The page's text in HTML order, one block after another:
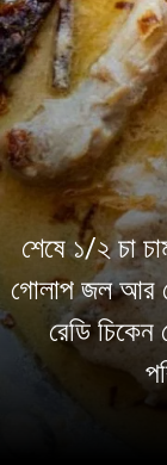
শেষে ১/২ চা
গোলাপ জল আর
রেডি চিকেন